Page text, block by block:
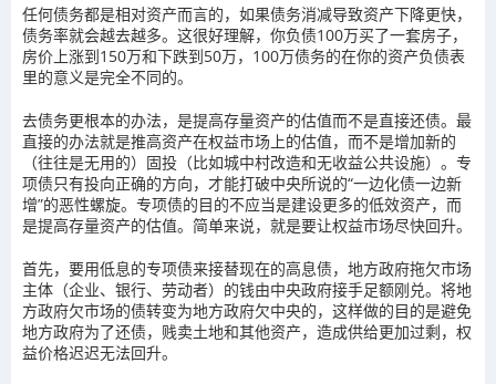
任何债务都是相对资产而言的，如果债务消减导致资产下降更快，
债务率就会越去越多。这很好理解，你负债100万买了一套房子，
房价上涨到150万和下跌到50万，100万债务的在你的资产负债表
里的意义是完全不同的。
去债务更根本的办法，是提高存量资产的估值而不是直接还债。最
直接的办法就是推高资产在权益市场上的估值，而不是增加新的
（往往是无用的）固投（比如城中村改造和无收益公共设施）。专
项债只有投向正确的方向，才能打破中央所说的“一边化债一边新
增”的恶性螺旋。专项债的目的不应当是建设更多的低效资产，而
是提高存量资产的估值。简单来说，就是要让权益市场尽快回升。
首先，要用低息的专项债来接替现在的高息债，地方政府拖欠市场
主体（企业、银行、劳动者）的钱由中央政府接手足额刚兑。将地
方政府欠市场的债转变为地方政府欠中央的，这样做的目的是避免
地方政府为了还债，贱卖土地和其他资产，造成供给更加过剩，权
益价格迟迟无法回升。